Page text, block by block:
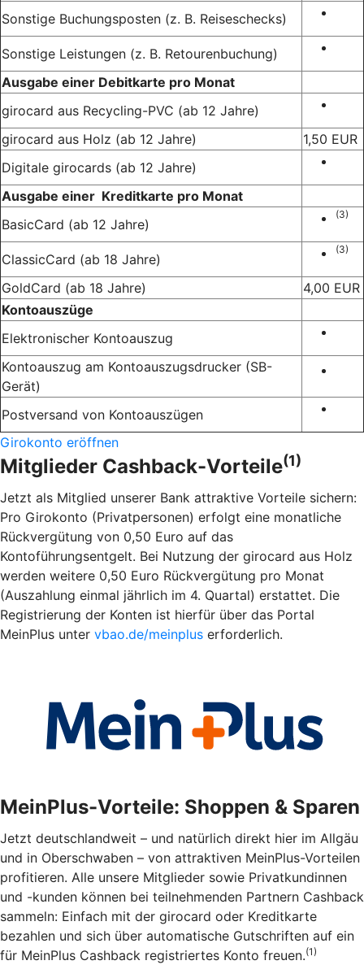
Sonstige Buchungsposten (z. B. Reiseschecks)
Sonstige Leistungen (z. B. Retourenbuchung)
Ausgabe einer Debitkarte pro Monat
girocard aus Recycling-PVC (ab 12 Jahre)
girocard aus Holz (ab 12 Jahre)
1,50 EUR
Digitale girocards (ab 12 Jahre)
Ausgabe einer Kreditkarte pro Monat
BasicCard (ab 12 Jahre)
(3)
ClassicCard (ab 18 Jahre)
(3)
GoldCard (ab 18 Jahre)
4,00 EUR
Kontoauszüge
Elektronischer Kontoauszug
Kontoauszug am Kontoauszugsdrucker (SB-
Gerät)
Postversand von Kontoauszügen
Girokonto eröffnen
Mitglieder Cashback-Vorteile(1)
Jetzt als Mitglied unserer Bank attraktive Vorteile sichern:
Pro Girokonto (Privatpersonen) erfolgt eine monatliche
Rückvergütung von 0,50 Euro auf das
Kontoführungsentgelt. Bei Nutzung der girocard aus Holz
werden weitere 0,50 Euro Rückvergütung pro Monat
(Auszahlung einmal jährlich im 4. Quartal) erstattet. Die
Registrierung der Konten ist hierfür über das Portal
MeinPlus unter vbao.de/meinplus erforderlich.
MeinPlus-Vorteile: Shoppen & Sparen
Jetzt deutschlandweit – und natürlich direkt hier im Allgäu
und in Oberschwaben – von attraktiven MeinPlus-Vorteilen
profitieren. Alle unsere Mitglieder sowie Privatkundinnen
und -kunden können bei teilnehmenden Partnern Cashback
sammeln: Einfach mit der girocard oder Kreditkarte
bezahlen und sich über automatische Gutschriften auf ein
für MeinPlus Cashback registriertes Konto freuen.(1)